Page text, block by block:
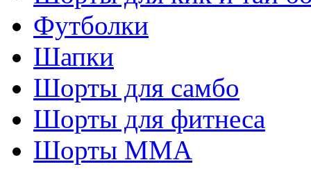
Футболки
Шапки
Шорты для самбо
Шорты для фитнеса
Шорты ММА